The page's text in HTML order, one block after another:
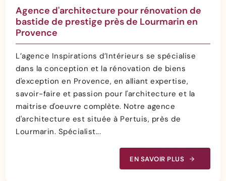
Agence d'architecture pour rénovation de
bastide de prestige près de Lourmarin en
Provence
L’agence Inspirations d’Intérieurs se spécialise
dans la conception et la rénovation de biens
d'exception en Provence, en alliant expertise,
savoir-faire et passion pour l'architecture et la
maitrise d'oeuvre complète. Notre agence
d'architecture est située à Pertuis, près de
Lourmarin. Spécialist...
EN SAVOIR PLUS